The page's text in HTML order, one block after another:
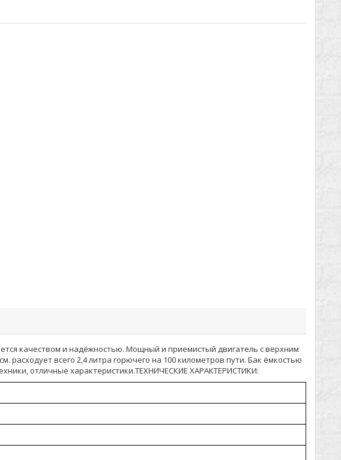
качеством и надёжностью. Мощный и приемистый двигатель с верхним
расходует всего 2,4 литра горючего на 100 километров пути. Бак ёмкостью
отличные характеристики.ТЕХНИЧЕСКИЕ ХАРАКТЕРИСТИКИ: